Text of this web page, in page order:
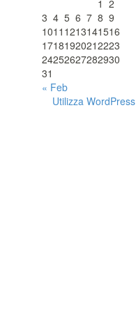
1 2
3 4 5 6 7 8 9
1011 1213141516
17181920212223
24252627282930
31
« Feb
Utilizza WordPress